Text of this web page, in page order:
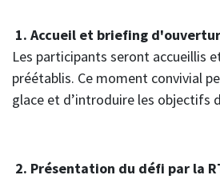
1. Accueil et briefing
Les participants seront accueillis
préétablis. Ce moment convivial
glace et d’introduire les objectifs
2. Présentation du défi par la